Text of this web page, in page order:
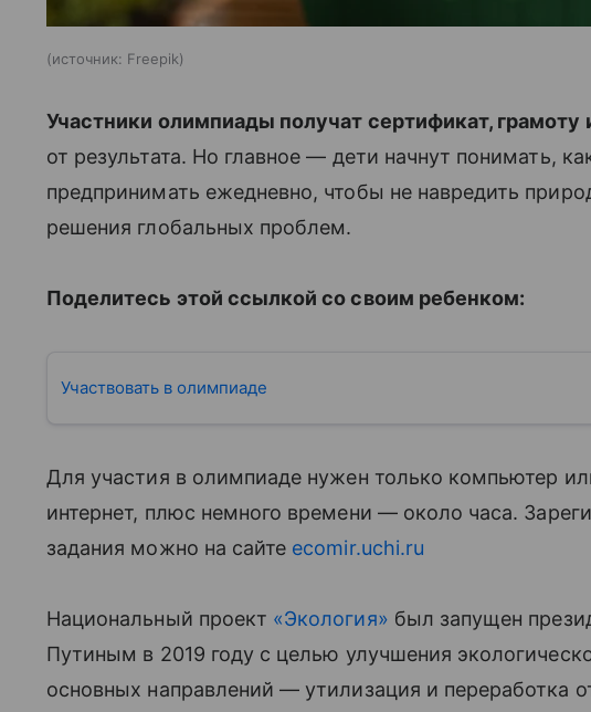
источник: Freepik
Участники олимпиады получат сертификат, грамоту
от результата. Но главное — дети начнут понимать,
предпринимать ежедневно, чтобы не навредить
решения глобальных проблем.
Поделитесь этой ссылкой со своим ребенком:
Участвовать в олимпиаде
Для участия в олимпиаде нужен только компьютер
интернет, плюс немного времени — около часа.
задания можно на сайте ecomir.uchi.ru
Национальный проект «Экология» был запущен
Путиным в 2019 году с целью улучшения
основных направлений — утилизация и переработка